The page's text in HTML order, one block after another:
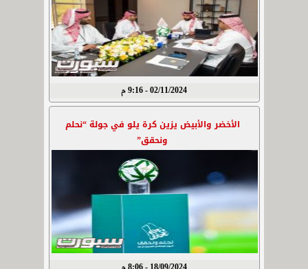
02/11/2024 - 9:16 م
الأخضر والأبيض يزين كرة يلو في جولة “نحلم
ونحقق”